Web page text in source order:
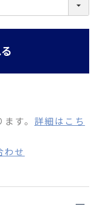
す。 詳細はこち
わせ